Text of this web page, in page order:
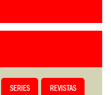
SERIES REVISTAS